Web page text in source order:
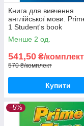
Книга для вивчення
англійської мови.
1 Student's book
Менше 2 од.
541,50 ₴/комплект
570 ₴/комплект
Купити
–5%